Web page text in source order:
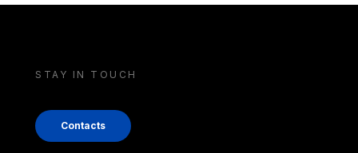
STAY IN TOUCH
Contacts